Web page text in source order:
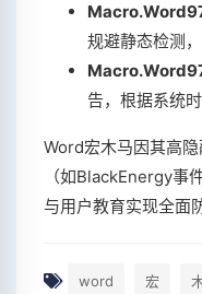
规避静态检测
告，根据系统
Word宏木马因其高
（如BlackEnergy事
与用户教育实现全面
word 宏